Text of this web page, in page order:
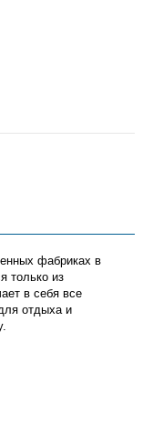
фабриках в
только из
в себя все
отдыха и